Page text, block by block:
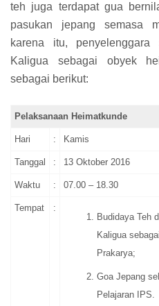
teh juga terdapat gua
pasukan jepang semasa
karena itu, penyelenggara
Kaligua sebagai obyek
sebagai berikut:
Pelaksanaan Heimatkunde
Hari : Kamis
Tanggal : 13 Oktober 2016
Waktu : 07.00 – 18.30
Tempat
:
Budidaya Teh
Kaligua
Prakarya;
Goa Jepang
Pelajaran IPS.